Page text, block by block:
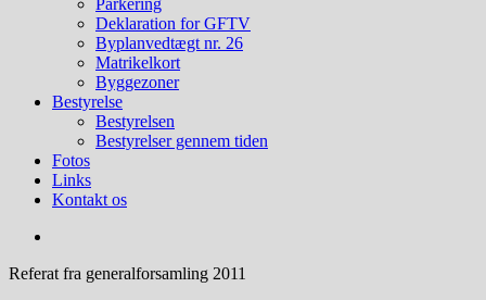
Parkering
Deklaration for GFTV
Byplanvedtægt nr. 26
Matrikelkort
Byggezoner
Bestyrelse
Bestyrelsen
Bestyrelser gennem tiden
Fotos
Links
Kontakt os
Referat fra generalforsamling 2011